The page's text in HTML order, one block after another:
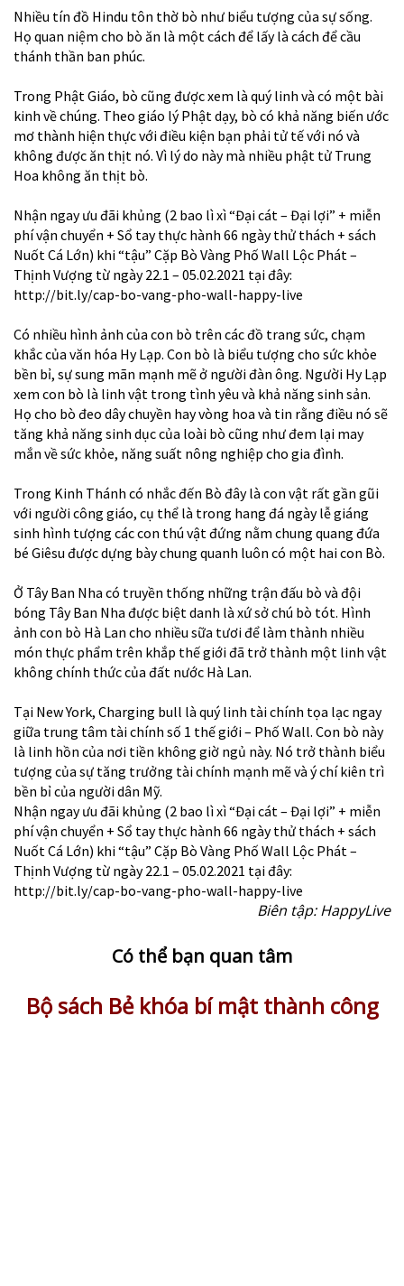
Nhiều tín đồ Hindu tôn thờ bò như biểu tượng của sự sống.
Họ quan niệm cho bò ăn là một cách để lấy là cách để cầu
thánh thần ban phúc.
Trong Phật Giáo, bò cũng được xem là quý linh và có một bài
kinh về chúng. Theo giáo lý Phật dạy, bò có khả năng biến ước
mơ thành hiện thực với điều kiện bạn phải tử tế với nó và
không được ăn thịt nó. Vì lý do này mà nhiều phật tử Trung
Hoa không ăn thịt bò.
Nhận ngay ưu đãi khủng (2 bao lì xì “Đại cát – Đại lợi” + miễn
phí vận chuyển + Sổ tay thực hành 66 ngày thử thách + sách
Nuốt Cá Lớn) khi “tậu” Cặp Bò Vàng Phố Wall Lộc Phát –
Thịnh Vượng từ ngày 22.1 – 05.02.2021 tại đây:
http://bit.ly/cap-bo-vang-pho-wall-happy-live
Có nhiều hình ảnh của con bò trên các đồ trang sức, chạm
khắc của văn hóa Hy Lạp. Con bò là biểu tượng cho sức khỏe
bền bỉ, sự sung mãn mạnh mẽ ở người đàn ông. Người Hy Lạp
xem con bò là linh vật trong tình yêu và khả năng sinh sản.
Họ cho bò đeo dây chuyền hay vòng hoa và tin rằng điều nó sẽ
tăng khả năng sinh dục của loài bò cũng như đem lại may
mắn về sức khỏe, năng suất nông nghiệp cho gia đình.
Trong Kinh Thánh có nhắc đến Bò đây là con vật rất gần gũi
với người công giáo, cụ thể là trong hang đá ngày lễ giáng
sinh hình tượng các con thú vật đứng nằm chung quang đứa
bé Giêsu được dựng bày chung quanh luôn có một hai con Bò.
Ở Tây Ban Nha có truyền thống những trận đấu bò và đội
bóng Tây Ban Nha được biệt danh là xứ sở chú bò tót. Hình
ảnh con bò Hà Lan cho nhiều sữa tươi để làm thành nhiều
món thực phẩm trên khắp thế giới đã trở thành một linh vật
không chính thức của đất nước Hà Lan.
Tại New York, Charging bull là quý linh tài chính tọa lạc ngay
giữa trung tâm tài chính số 1 thế giới – Phố Wall. Con bò này
là linh hồn của nơi tiền không giờ ngủ này. Nó trở thành biểu
tượng của sự tăng trưởng tài chính mạnh mẽ và ý chí kiên trì
bền bỉ của người dân Mỹ.
Nhận ngay ưu đãi khủng (2 bao lì xì “Đại cát – Đại lợi” + miễn
phí vận chuyển + Sổ tay thực hành 66 ngày thử thách + sách
Nuốt Cá Lớn) khi “tậu” Cặp Bò Vàng Phố Wall Lộc Phát –
Thịnh Vượng từ ngày 22.1 – 05.02.2021 tại đây:
http://bit.ly/cap-bo-vang-pho-wall-happy-live
Biên tập: HappyLive
Có thể bạn quan tâm
Bộ sách Bẻ khóa bí mật thành công